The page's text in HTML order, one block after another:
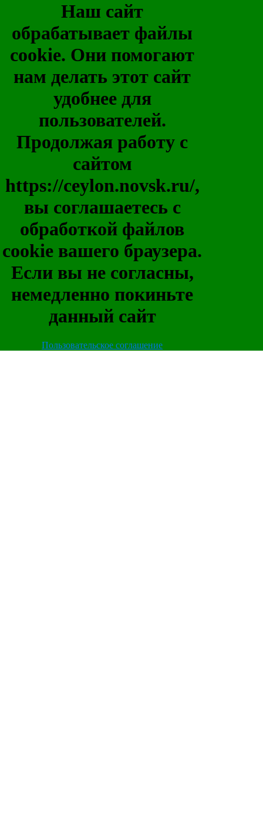
Наш сайт
обрабатывает файлы
cookie. Они помогают
нам делать этот сайт
удобнее для
пользователей.
Продолжая работу с
сайтом
https://ceylon.novsk.ru/,
вы соглашаетесь с
обработкой файлов
cookie вашего браузера.
Если вы не согласны,
немедленно покиньте
данный сайт
Пользовательское соглашение